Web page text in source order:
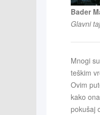
Bader
Glavni
Mnogi
teškim
Ovim
kako
pokušaj